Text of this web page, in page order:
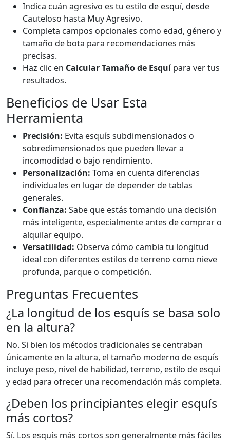
Indica cuán agresivo es tu estilo de esquí, desde
Cauteloso hasta Muy Agresivo.
Completa campos opcionales como edad, género y
tamaño de bota para recomendaciones más
precisas.
Haz clic en Calcular Tamaño de Esquípara ver tus
resultados.
Beneficios de Usar Esta
Herramienta
Precisión: Evita esquís subdimensionados o
sobredimensionados que pueden llevar a
incomodidad o bajo rendimiento.
Personalización: Toma en cuenta diferencias
individuales en lugar de depender de tablas
generales.
Confianza: Sabe que estás tomando una decisión
más inteligente, especialmente antes de comprar o
alquilar equipo.
Versatilidad: Observa cómo cambia tu longitud
ideal con diferentes estilos de terreno como nieve
profunda, parque o competición.
Preguntas Frecuentes
¿La longitud de los esquís se basa solo
en la altura?
No. Si bien los métodos tradicionales se centraban
únicamente en la altura, el tamaño moderno de esquís
incluye peso, nivel de habilidad, terreno, estilo de esquí
y edad para ofrecer una recomendación más completa.
¿Deben los principiantes elegir esquís
más cortos?
Sí. Los esquís más cortos son generalmente más fáciles